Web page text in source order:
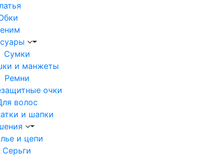
Сумки
и манжеты
Ремни
очки
волос
и шапки
и цепи
Серьги